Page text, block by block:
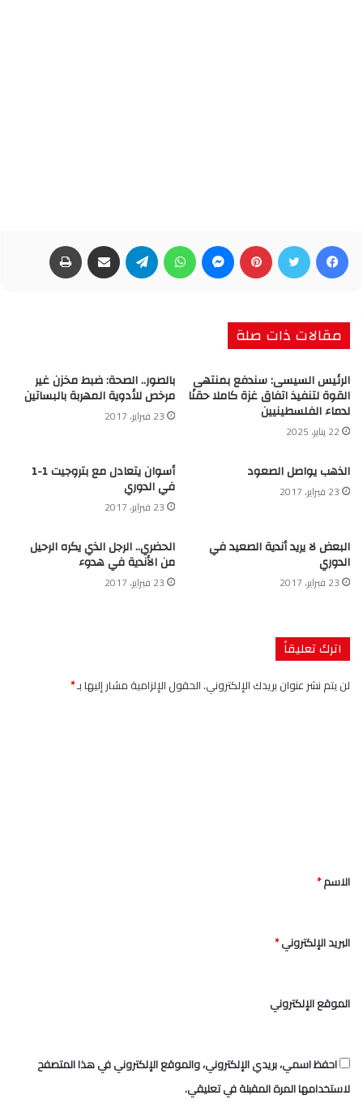
فيسبوك تويتر بينتيريست ماسنجر واتساب تيلقرام مشاركة عبر البريد
مقالات ذات صلة
الرئيس السيسى: سندفع بمنتهى
القوة لتنفيذ اتفاق غزة كاملا حقنًا
لدماء الفلسطينيين
22 يناير، 2025
بالصور.. الصحة: ضبط مخزن غير
مرخص للأدوية المهربة بالبساتين
23 فبراير، 2017
الذهب يواصل الصعود
23 فبراير، 2017
أسوان يتعادل مع بتروجيت 1-1
في الدوري
23 فبراير، 2017
البعض لا يريد أندية الصعيد في
الدوري
23 فبراير، 2017
الحضري.. الرجل الذي يكره الرحيل
من الأندية في هدوء
23 فبراير، 2017
اترك تعليقاً
لن يتم نشر عنوان بريدك الإلكتروني.الحقول الإلزامية مشار إليها بـ*
*
الاسم*
البريد الإلكتروني*
الموقع الإلكتروني
احفظ اسمي، بريدي الإلكتروني، والموقع الإلكتروني في هذا المتصفح
لاستخدامها المرة المقبلة في تعليقي.